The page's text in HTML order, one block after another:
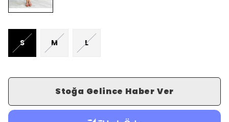
S M L
Stoğa Gelince Haber Ver